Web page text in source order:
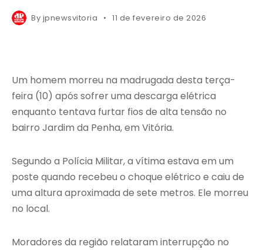
By jpnewsvitoria 11 de fevereiro de 2026
Um homem morreu na madrugada desta terça-
feira (10) após sofrer uma descarga elétrica
enquanto tentava furtar fios de alta tensão no
bairro Jardim da Penha, em Vitória.
Segundo a Polícia Militar, a vítima estava em um
poste quando recebeu o choque elétrico e caiu de
uma altura aproximada de sete metros. Ele morreu
no local.
Moradores da região relataram interrupção no